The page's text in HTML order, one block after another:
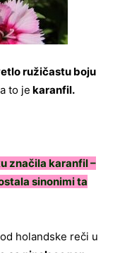
ružičastu boju
to je karanfil.
značila karanfil –
sinonimi ta
holandske reči u